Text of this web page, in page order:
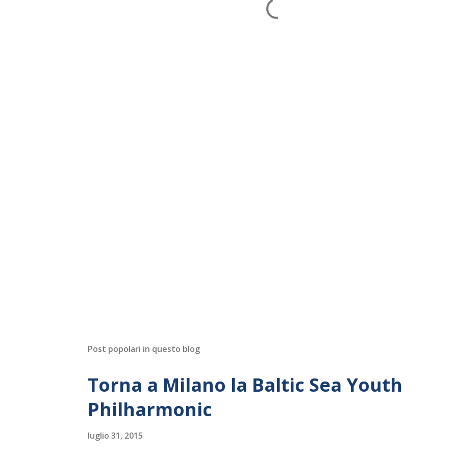
Post popolari in questo blog
Torna a Milano la Baltic Sea Youth
Philharmonic
luglio 31, 2015